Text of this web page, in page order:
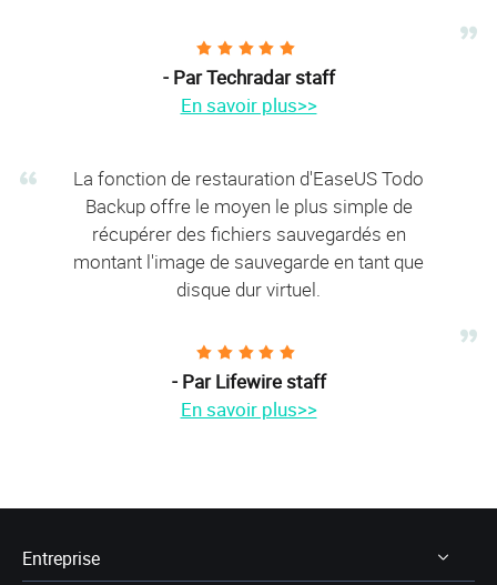
    
- Par Techradar staff
En savoir plus>>
La fonction de restauration d'EaseUS Todo
Backup offre le moyen le plus simple de
récupérer des fichiers sauvegardés en
montant l'image de sauvegarde en tant que
disque dur virtuel.
    
- Par Lifewire staff
En savoir plus>>
Entreprise